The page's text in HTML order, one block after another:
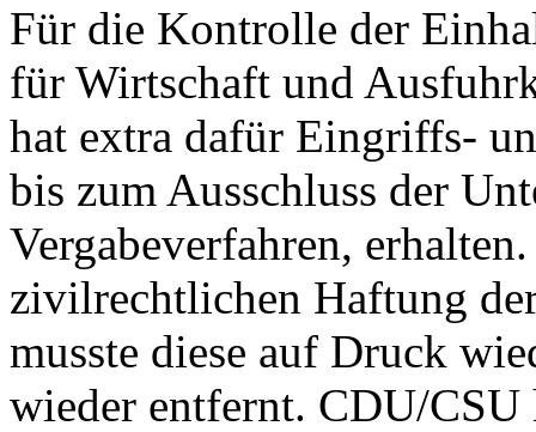
Für die Kontrolle der
für Wirtschaft und
hat extra dafür Eingriffs-
bis zum Ausschluss der
Vergabeverfahren,
zivilrechtlichen Haftung
musste diese auf Druck
wieder entfernt. CDU/